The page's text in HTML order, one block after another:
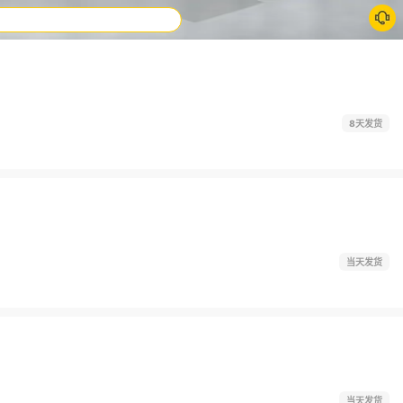
8天发货
当天发货
当天发货